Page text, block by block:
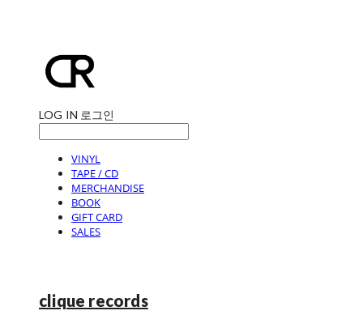
LOG IN 로그인
VINYL
TAPE / CD
MERCHANDISE
BOOK
GIFT CARD
SALES
clique records